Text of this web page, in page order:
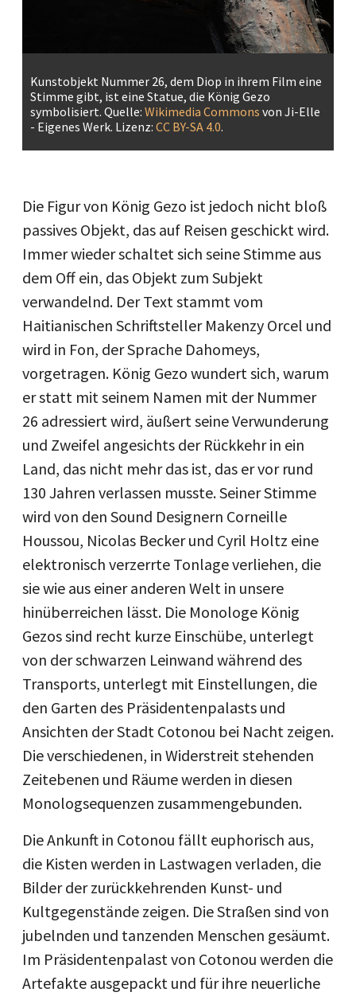
Kunstobjekt Nummer 26, dem Diop in ihrem Film eine
Stimme gibt, ist eine Statue, die König Gezo
symbolisiert. Quelle: Wikimedia Commons von Ji-Elle
- Eigenes Werk. Lizenz: CC BY-SA 4.0.
Die Figur von König Gezo ist jedoch nicht bloß
passives Objekt, das auf Reisen geschickt wird.
Immer wieder schaltet sich seine Stimme aus
dem Off ein, das Objekt zum Subjekt
verwandelnd. Der Text stammt vom
Haitianischen Schriftsteller Makenzy Orcel und
wird in Fon, der Sprache Dahomeys,
vorgetragen. König Gezo wundert sich, warum
er statt mit seinem Namen mit der Nummer
26 adressiert wird, äußert seine Verwunderung
und Zweifel angesichts der Rückkehr in ein
Land, das nicht mehr das ist, das er vor rund
130 Jahren verlassen musste. Seiner Stimme
wird von den Sound Designern Corneille
Houssou, Nicolas Becker und Cyril Holtz eine
elektronisch verzerrte Tonlage verliehen, die
sie wie aus einer anderen Welt in unsere
hinüberreichen lässt. Die Monologe König
Gezos sind recht kurze Einschübe, unterlegt
von der schwarzen Leinwand während des
Transports, unterlegt mit Einstellungen, die
den Garten des Präsidentenpalasts und
Ansichten der Stadt Cotonou bei Nacht zeigen.
Die verschiedenen, in Widerstreit stehenden
Zeitebenen und Räume werden in diesen
Monologsequenzen zusammengebunden.
Die Ankunft in Cotonou fällt euphorisch aus,
die Kisten werden in Lastwagen verladen, die
Bilder der zurückkehrenden Kunst- und
Kultgegenstände zeigen. Die Straßen sind von
jubelnden und tanzenden Menschen gesäumt.
Im Präsidentenpalast von Cotonou werden die
Artefakte ausgepackt und für ihre neuerliche